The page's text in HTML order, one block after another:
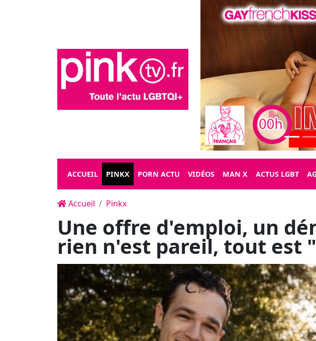
ACCUEIL PINKX PORN ACTU VIDÉOS MAN X ACTUS LGBT
Une offre d'emploi, un
rien n'est pareil, tout est